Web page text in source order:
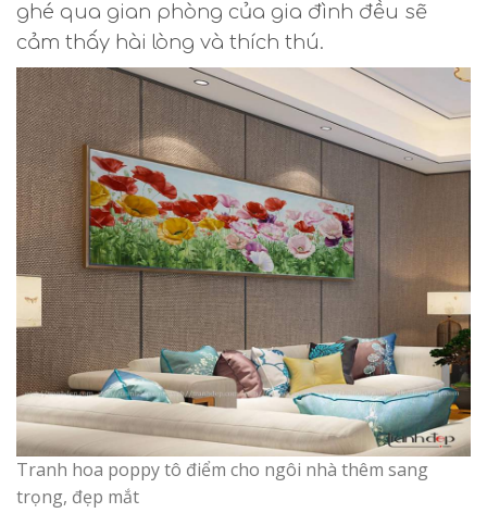
ghé qua gian phòng của gia đình đều sẽ
cảm thấy hài lòng và thích thú.
Tranh hoa poppy tô điểm cho ngôi nhà thêm sang
trọng, đẹp mắt